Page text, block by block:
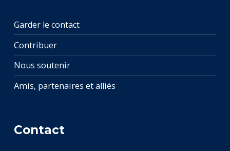
Garder le contact
Contribuer
Nous soutenir
Amis, partenaires et alliés
Contact